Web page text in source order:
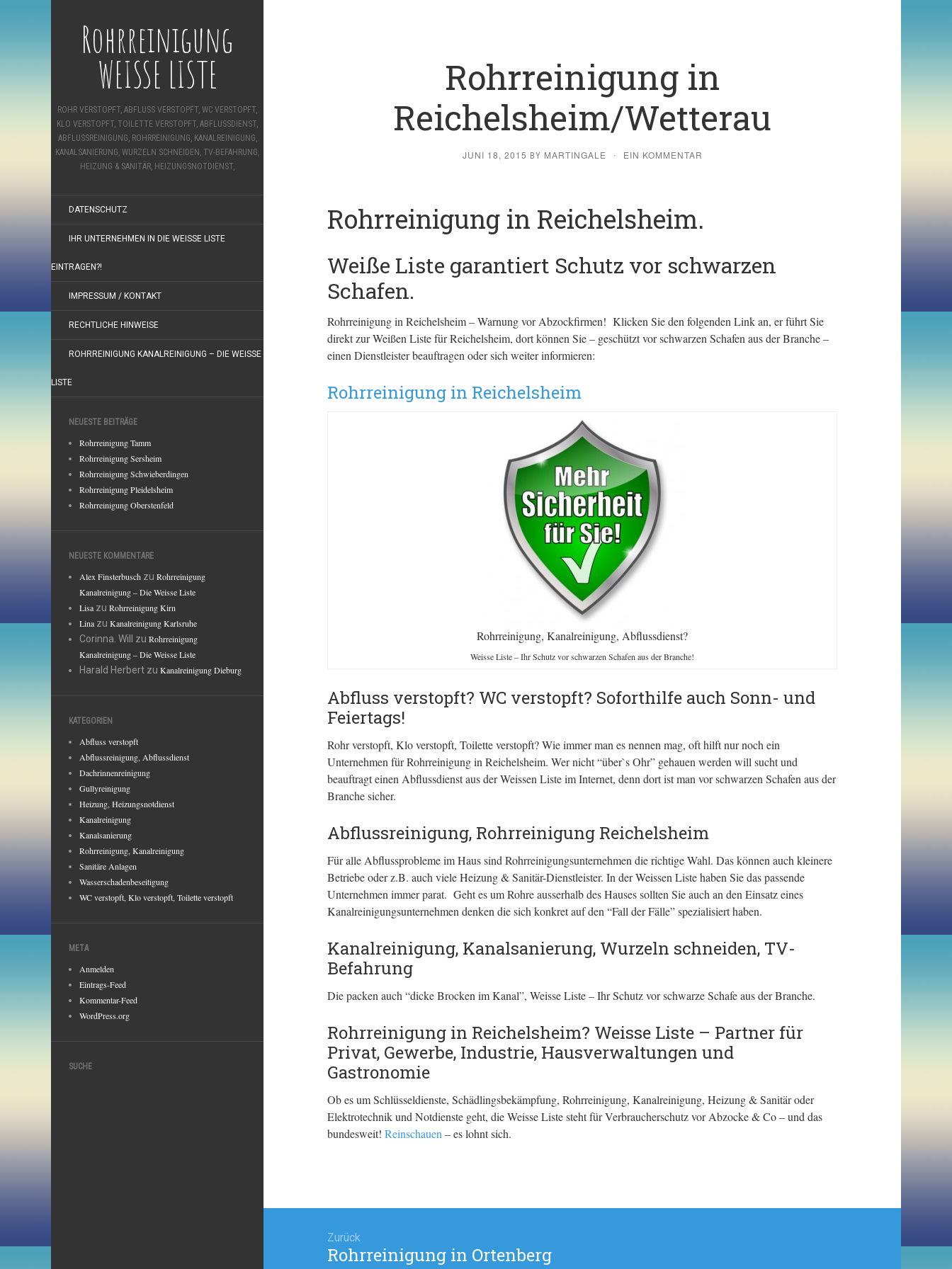
Rohrreinigung
WEISSE LISTE
ROHR VERSTOPFT, ABFLUSS VERSTOPFT, WC VERSTOPFT,
KLO VERSTOPFT, TOILETTE VERSTOPFT, ABFLUSSDIENST,
ABFLUSSREINIGUNG, ROHRREINIGUNG, KANALREINIGUNG,
KANALSANIERUNG, WURZELN SCHNEIDEN, TV-BEFAHRUNG,
HEIZUNG & SANITÄR, HEIZUNGSNOTDIENST,
DATENSCHUTZ
IHR UNTERNEHMEN IN DIE WEISSE LISTE E
INTRAGEN?!
IMPRESSUM / KONTAKT
RECHTLICHE HINWEISE
ROHRREINIGUNG KANALREINIGUNG – DIE WEISSE
LISTE
NEUESTE BEITRÄGE
Rohrreinigung Tamm
Rohrreinigung Sersheim
Rohrreinigung Schwieberdingen
Rohrreinigung Pleidelsheim
Rohrreinigung Oberstenfeld
NEUESTE KOMMENTARE
Alex Finsterbusch zu Rohrreinigung
Kanalreinigung – Die Weisse Liste
Lisa zu Rohrreinigung Kirn
Lina zu Kanalreinigung Karlsruhe
Corinna. Will
zu Rohrreinigung
Kanalreinigung – Die Weisse Liste
Harald Herbert zu Kanalreinigung Dieburg
KATEGORIEN
Abfluss verstopft
Abflussreinigung, Abflussdienst
Dachrinnenreinigung
Gullyreinigung
Heizung, Heizungsnotdienst
Kanalreinigung
Kanalsanierung
Rohrreinigung, Kanalreinigung
Sanitäre Anlagen
Wasserschadenbeseitigung
WC verstopft, Klo verstopft, Toilette verstopft
META
Anmelden
Eintrags-Feed
Kommentar-Feed
WordPress.org
SUCHE
Rohrreinigung in
Reichelsheim/Wetterau
JUNI 18, 2015 BY MARTINGALE · EIN KOMMENTAR
Rohrreinigung in Reichelsheim.
Weiße Liste garantiert Schutz vor schwarzen
Schafen.
Rohrreinigung in Reichelsheim – Warnung vor Abzockfirmen! Klicken Sie den folgenden Link an, er führt Sie
direkt zur Weißen Liste für Reichelsheim, dort können Sie – geschützt vor schwarzen Schafen aus der Branche –
einen Dienstleister beauftragen oder sich weiter informieren:
Rohrreinigung in Reichelsheim
Rohrreinigung, Kanalreinigung, Abflussdienst?
Weisse Liste – Ihr Schutz vor schwarzen Schafen aus der Branche!
Abfluss verstopft? WC verstopft? Soforthilfe auch Sonn- und
Feiertags!
Rohr verstopft, Klo verstopft, Toilette verstopft? Wie immer man es nennen mag, oft hilft nur noch ein
Unternehmen für Rohrreinigung in Reichelsheim. Wer nicht “über`s Ohr” gehauen werden will sucht und
beauftragt einen Abflussdienst aus der Weissen Liste im Internet, denn dort ist man vor schwarzen Schafen aus der
Branche sicher.
Abflussreinigung, Rohrreinigung Reichelsheim
Für alle Abflussprobleme im Haus sind Rohrreinigungsunternehmen die richtige Wahl. Das können auch kleinere
Betriebe oder z.B. auch viele Heizung & Sanitär-Dienstleister. In der Weissen Liste haben Sie das passende
Unternehmen immer parat. Geht es um Rohre ausserhalb des Hauses sollten Sie auch an den Einsatz eines
Kanalreinigungsunternehmen denken die sich konkret auf den “Fall der Fälle” spezialisiert haben.
Kanalreinigung, Kanalsanierung, Wurzeln schneiden, TV-
Befahrung
Die packen auch “dicke Brocken im Kanal”, Weisse Liste – Ihr Schutz vor schwarze Schafe aus der Branche.
Rohrreinigung in Reichelsheim? Weisse Liste – Partner für
Privat, Gewerbe, Industrie, Hausverwaltungen und
Gastronomie
Ob es um Schlüsseldienste, Schädlingsbekämpfung, Rohrreinigung, Kanalreinigung, Heizung & Sanitär oder
Elektrotechnik und Notdienste geht, die Weisse Liste steht für Verbraucherschutz vor Abzocke & Co – und das
bundesweit! Reinschauen – es lohnt sich.
Zurück
Vorheriger
Rohrreinigung in Ortenberg